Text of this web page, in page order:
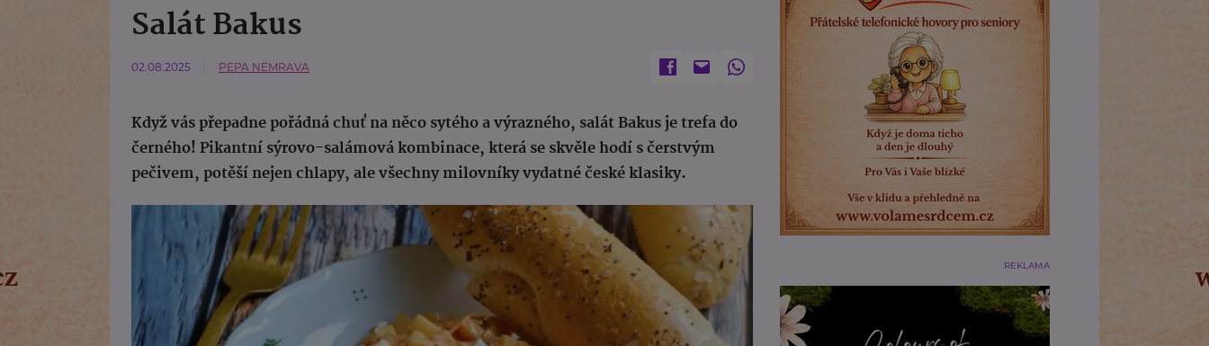
Salát Bakus
02.08.2025 PEPA NEMRAVA
Když vás přepadne pořádná chuť na něco sytého a výrazného, salát Bakus je trefa do
černého! Pikantní sýrovo-salámová kombinace, která se skvěle hodí s čerstvým
pečivem, potěší nejen chlapy, ale všechny milovníky vydatné české klasiky.
REKLAMA